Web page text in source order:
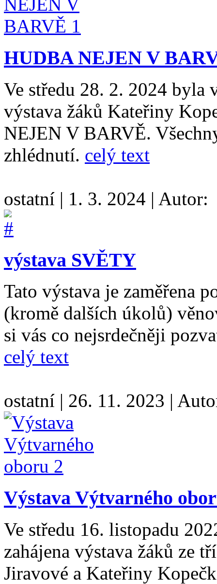
HUDBA NEJEN V
Ve středu 28. 2. 2024 byla
výstava žáků Kateřiny
NEJEN V BARVĚ.
zhlédnutí. celý text
ostatní | 1. 3. 2024 | Autor:
výstava SVĚTY
Tato výstava je zaměřena
(kromě dalších úkolů)
si vás co nejsrdečněji
celý text
ostatní | 26. 11. 2023 |
Výstava Výtvarného
Ve středu 16. listopadu
zahájena výstava žáků ze
Jiravové a Kateřiny